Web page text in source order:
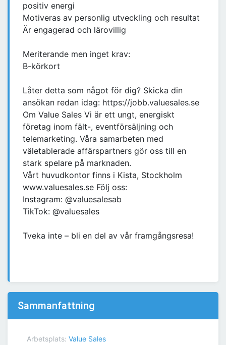
positiv energi
Motiveras av personlig utveckling och resultat
Är engagerad och lärovillig
Meriterande men inget krav:
B-körkort
Låter detta som något för dig? Skicka din
ansökan redan idag: https://jobb.valuesales.se
Om Value Sales Vi är ett ungt, energiskt
företag inom fält-, eventförsäljning och
telemarketing. Våra samarbeten med
väletablerade affärspartners gör oss till en
stark spelare på marknaden.
Vårt huvudkontor finns i Kista, Stockholm
www.valuesales.se Följ oss:
Instagram: @valuesalesab
TikTok: @valuesales
Tveka inte – bli en del av vår framgångsresa!
Sammanfattning
Arbetsplats: Value Sales